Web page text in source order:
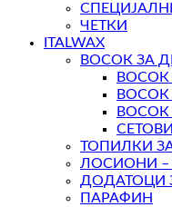
ЧЕТКИ
ITALWAX
ВОСОК ЗА
ВОСОК
СЕТОВИ
ТОПИЛКИ
ЛОСИОНИ –
ДОДАТОЦИ
ПАРАФИН